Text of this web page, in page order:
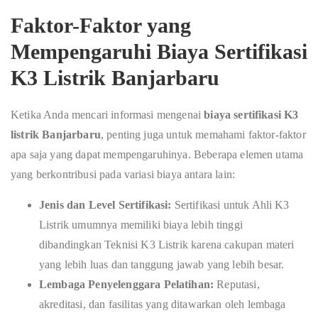
Faktor-Faktor yang
Mempengaruhi Biaya Sertifikasi
K3 Listrik Banjarbaru
Ketika Anda mencari informasi mengenaibiaya sertifikasi K3
listrik Banjarbaru, penting juga untuk memahami faktor-faktor
apa saja yang dapat mempengaruhinya. Beberapa elemen utama
yang berkontribusi pada variasi biaya antara lain:
Jenis dan Level Sertifikasi: Sertifikasi untuk Ahli K3
Listrik umumnya memiliki biaya lebih tinggi
dibandingkan Teknisi K3 Listrik karena cakupan materi
yang lebih luas dan tanggung jawab yang lebih besar.
Lembaga Penyelenggara Pelatihan: Reputasi,
akreditasi, dan fasilitas yang ditawarkan oleh lembaga